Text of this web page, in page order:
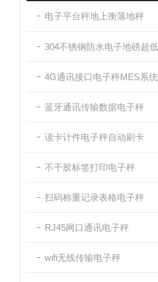
电子平台秤地上衡落地秤
4G通讯接口电子秤MES系统
蓝牙通讯传输数据电子秤
读卡计件电子秤自动刷卡
不干胶标签打印电子秤
扫码称重记录表格电子秤
RJ45网口通讯电子秤
wifi无线传输电子秤